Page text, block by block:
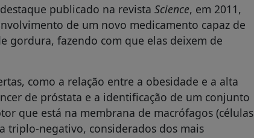
publicado na revista Science, em 2011,
de um novo medicamento capaz de
gordura, fazendo com que elas deixem de
como a relação entre a obesidade e a alta
de próstata e a identificação de um conjunto
que está na membrana de macrófagos (células
triplo-negativo, considerados dos mais